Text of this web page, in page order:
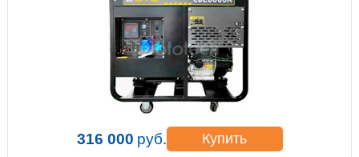
316 000 руб. Купить